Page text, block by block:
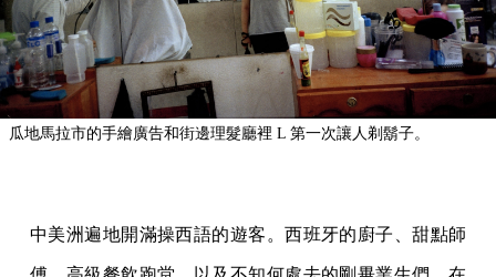
瓜地馬拉市的手繪廣告和街邊理髮廳裡 L 第一次讓人剃鬍子。
中美洲遍地開滿操西語的遊客。西班牙的廚子、甜點師